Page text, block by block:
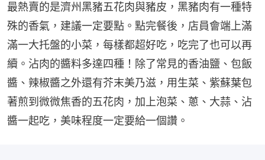
最熱賣的是濟州黑豬五花肉與豬皮，黑豬肉有一種特
殊的香氣，建議一定要點。點完餐後，店員會端上滿
滿一大托盤的小菜，每樣都超好吃，吃完了也可以再
續。沾肉的醬料多達四種！除了常見的香油鹽、包飯
醬、辣椒醬之外還有芥末美乃滋，用生菜、紫蘇葉包
著煎到微微焦香的五花肉，加上泡菜、蔥、大蒜、沾
醬一起吃，美味程度一定要給一個讚。